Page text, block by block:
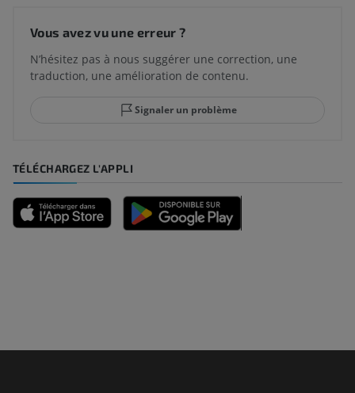
Vous avez vu une erreur ?
N’hésitez pas à nous suggérer une correction, une
traduction, une amélioration de contenu.
Signaler un problème
TÉLÉCHARGEZ L'APPLI